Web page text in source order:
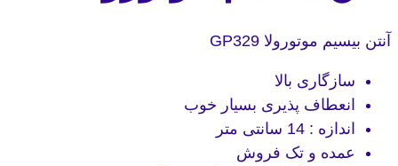
آنتن بیسیم موتورولا GP329
سازگاری بالا
انعطاف پذیری بسیار خوب
اندازه : 14 سانتی متر
عمده و تک فروش